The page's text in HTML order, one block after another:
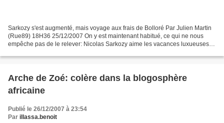
Sarkozy s'est augmenté, mais voyage aux frais de Bolloré Par Julien Martin
(Rue89) 18H36 25/12/2007 On y est maintenant habitué, ce qui ne nous
empêche pas de le relever: Nicolas Sarkozy aime les vacances luxueuses,
Arche de Zoé: colère dans la blogosphère
africaine
Publié le 26/12/2007 à 23:54
Par illassa.benoit